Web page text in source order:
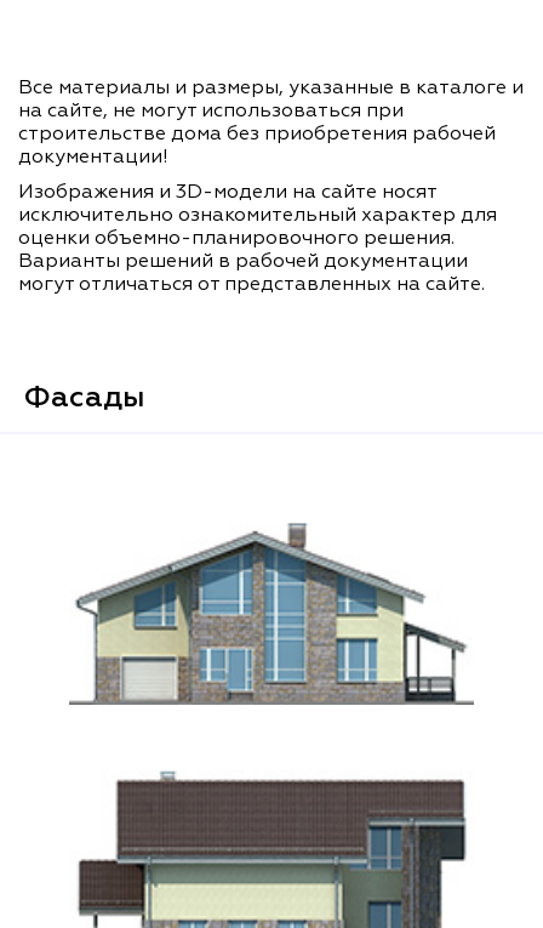
Все материалы и размеры, указанные в каталоге и
на сайте, не могут использоваться при
строительстве дома без приобретения рабочей
документации!
Изображения и 3D-модели на сайте носят
исключительно ознакомительный характер для
оценки объемно-планировочного решения.
Варианты решений в рабочей документации
могут отличаться от представленных на сайте.
Фасады